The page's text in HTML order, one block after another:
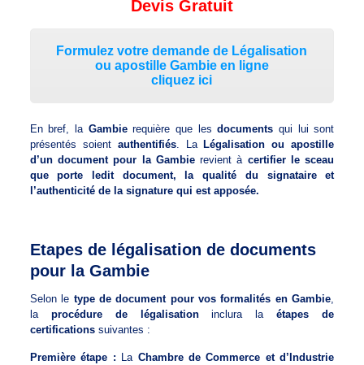
Devis Gratuit
Formulez votre demande de Légalisation
ou apostille Gambie en ligne
cliquez ici
En bref, la Gambierequière que lesdocuments qui lui sont
présentés soient authentifiés. La Légalisation ou apostille
d’un document pour la Gambierevient à certifier le sceau
que porte ledit document, la qualité du signataire et
l’authenticité de la signature qui est apposée.
Etapes de légalisation de documents
pour la Gambie
Selon le type de document pour vos formalités en Gambie
la procédure de légalisationinclura laétapes de
certificationssuivantes :
Première étape : La Chambre de Commerce et d’Industrie